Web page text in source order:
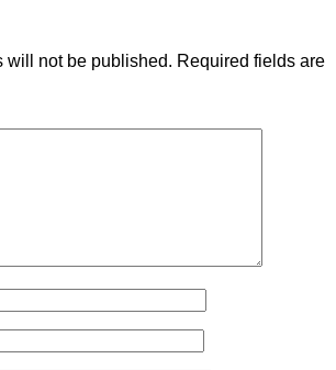
will not be published. Required fields are